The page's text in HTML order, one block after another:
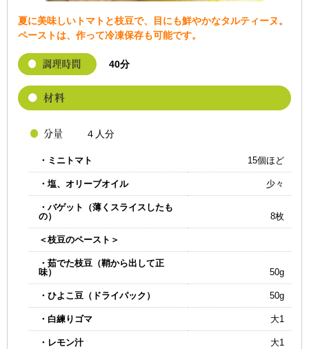
夏に美味しいトマトと枝豆で、目にも鮮やかなタルティーヌ。
ペーストは、作って冷凍保存も可能です。
40分
４人分
・ミニトマト 15個ほど
・塩、オリーブオイル 少々
・バゲット（薄くスライスしたも
の）
8枚
＜枝豆のペースト＞
・茹でた枝豆（鞘から出して正
味）
50g
・ひよこ豆（ドライパック） 50g
・白練りゴマ 大1
・レモン汁 大1